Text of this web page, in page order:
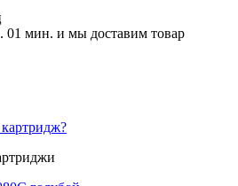
01 мин. и мы доставим товар